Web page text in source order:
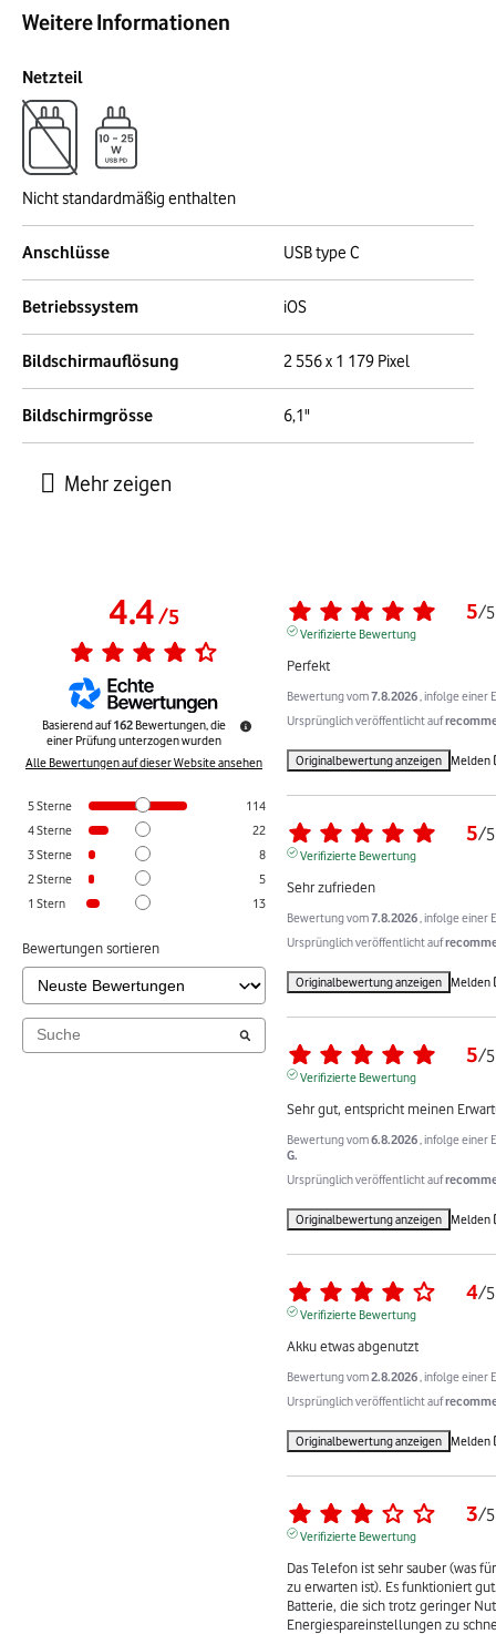
Weitere Informationen
Netzteil
Nicht standardmäßig enthalten
Anschlüsse USB type C
Betriebssystem iOS
Bildschirmauflösung 2 556 x 1 179 Pixel
Bildschirmgrösse 6,1"
4.4/5
Basierend auf162 Bewertungen, die
einer Prüfung unterzogen wurden
Alle Bewertungen auf dieser Website ansehen
5Sterne
114
4Sterne
22
3Sterne
8
2Sterne
5
1 Stern 13
Bewertungen sortieren
5/5
Verifizierte Bewertung
Perfekt
Bewertung vom7.8.2026 , infolge einer
Ursprünglich veröffentlicht auf
Originalbewertung anzeigen Melden
5/5
Verifizierte Bewertung
Sehr zufrieden
Bewertung vom7.8.2026 , infolge einer
Ursprünglich veröffentlicht auf
Originalbewertung anzeigen Melden
5/5
Verifizierte Bewertung
Sehr gut, entspricht meinen
Bewertung vom6.8.2026 , infolge einer
G.
Ursprünglich veröffentlicht auf
Originalbewertung anzeigen Melden
4/5
Verifizierte Bewertung
Akku etwas abgenutzt
Bewertung vom2.8.2026 , infolge einer
Ursprünglich veröffentlicht auf
Originalbewertung anzeigen Melden
3/5
Verifizierte Bewertung
Das Telefon ist sehr sauber (was
zu erwarten ist). Es funktioniert
Batterie, die sich trotz geringer
Energiespareinstellungen zu